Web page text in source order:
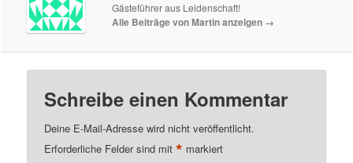
Gästeführer aus Leidenschaft!
Alle Beiträge von Martin anzeigen →
Schreibe einen Kommentar
Deine E-Mail-Adresse wird nicht veröffentlicht.
Erforderliche Felder sind mit* markiert